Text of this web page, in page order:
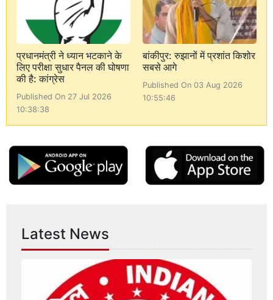
प्रधानमंत्री ने ध्यान भटकाने के
लिए परीक्षा सुधार पैनल की घोषणा
की है: कांग्रेस
Published On 27 Jul 2026
10:38:38
बांकीपुर: रुझानों में प्रशांत किशोर
सबसे आगे
Published On 03 Aug 2026
10:55:46
Latest News